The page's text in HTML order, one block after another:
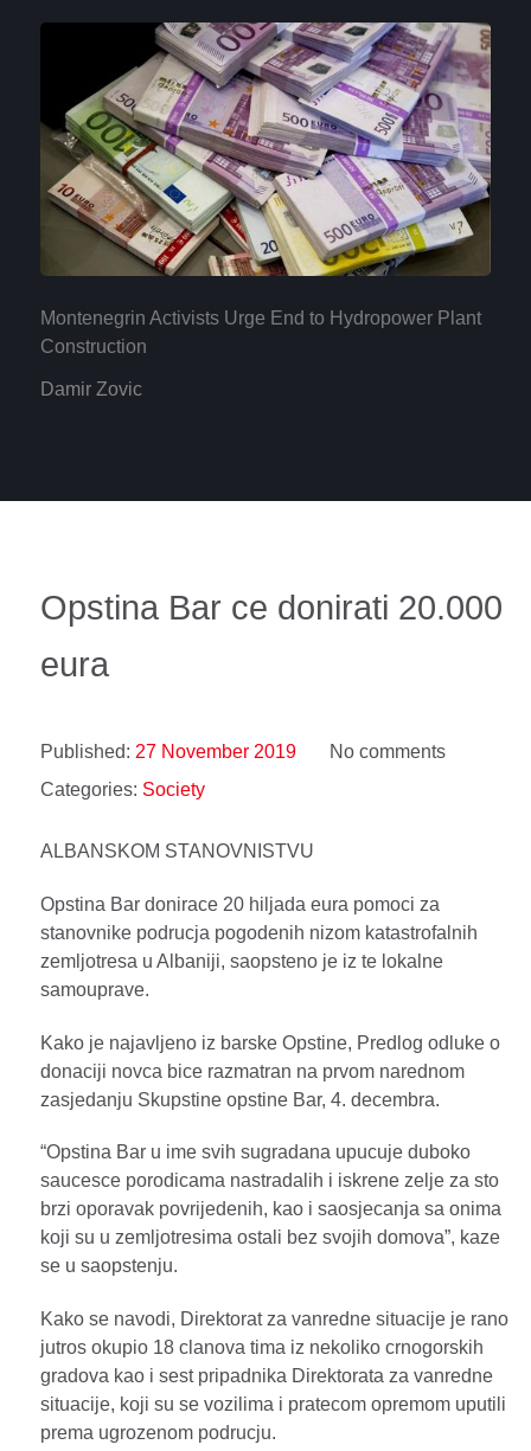
Montenegrin Activists Urge End to Hydropower Plant
Construction
Damir Zovic
Opstina Bar ce donirati 20.000
eura
Published: 27 November 2019
No comments
Categories: Society
ALBANSKOM STANOVNISTVU
Opstina Bar donirace 20 hiljada eura pomoci za
stanovnike podrucja pogodenih nizom katastrofalnih
zemljotresa u Albaniji, saopsteno je iz te lokalne
samouprave.
Kako je najavljeno iz barske Opstine, Predlog odluke o
donaciji novca bice razmatran na prvom narednom
zasjedanju Skupstine opstine Bar, 4. decembra.
“Opstina Bar u ime svih sugradana upucuje duboko
saucesce porodicama nastradalih i iskrene zelje za sto
brzi oporavak povrijedenih, kao i saosjecanja sa onima
koji su u zemljotresima ostali bez svojih domova”, kaze
se u saopstenju.
Kako se navodi, Direktorat za vanredne situacije je rano
jutros okupio 18 clanova tima iz nekoliko crnogorskih
gradova kao i sest pripadnika Direktorata za vanredne
situacije, koji su se vozilima i pratecom opremom uputili
prema ugrozenom podrucju.